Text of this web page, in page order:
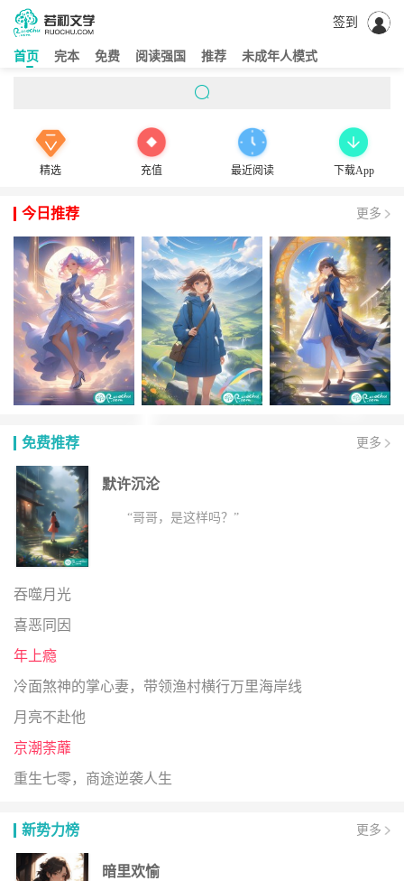
签到
首页 完本 免费 阅读强国 推荐 未成年人模式
精选 充值 最近阅读 下载App
今日推荐 更多
免费推荐 更多
默许沉沦
“哥哥，是这样吗？”
吞噬月光
喜恶同因
年上瘾
冷面煞神的掌心妻，带领渔村横行万里海岸线
月亮不赴他
京潮荼蘼
重生七零，商途逆袭人生
新势力榜 更多
暗里欢愉